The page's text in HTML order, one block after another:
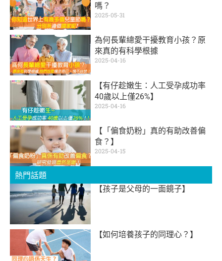
嗎？
2025-05-31
為何長輩總愛干擾教育小孩？原
來真的有科學根據
2025-04-16
【有仔趁嫩生：人工受孕成功率
40歲以上僅26%】
2025-04-16
【「偏食奶粉」真的有助改善偏
食？】
2025-04-15
熱門話題
【孩子是父母的一面鏡子】
【如何培養孩子的同理心？】